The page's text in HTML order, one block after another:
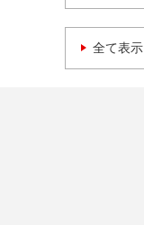
全て表示